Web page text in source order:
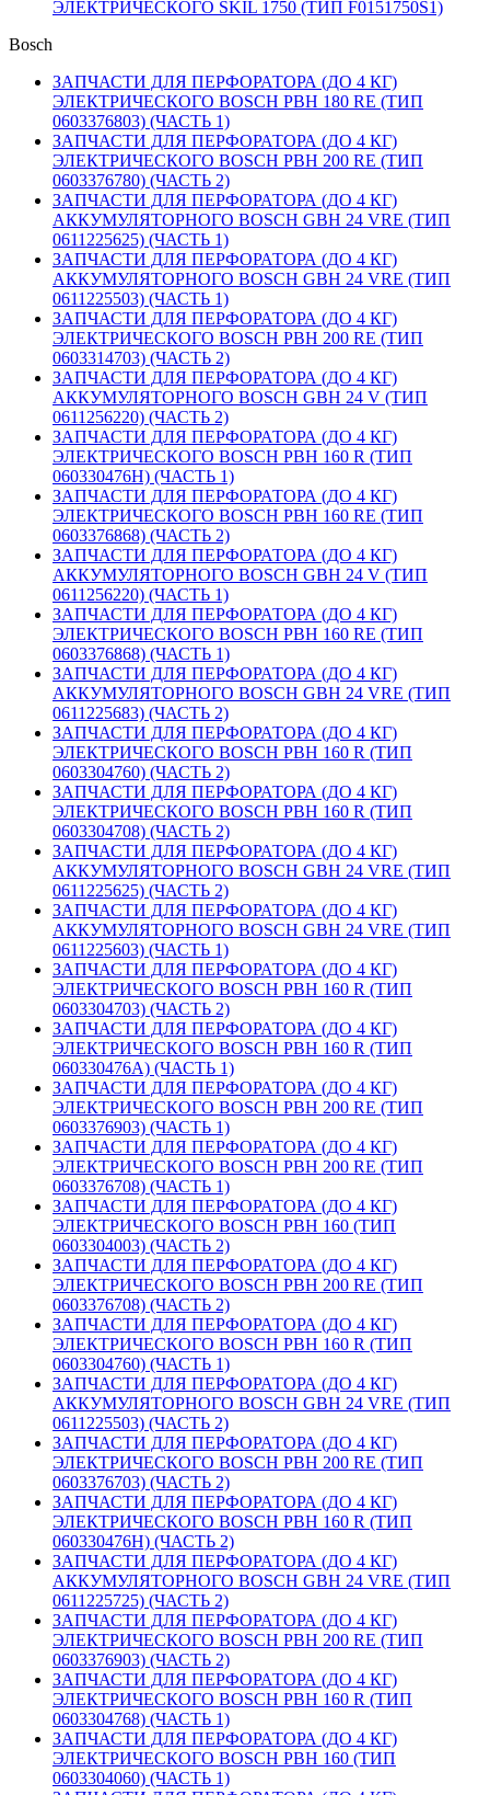
ЭЛЕКТРИЧЕСКОГО SKIL 1750 (ТИП F0151750S1)
Bosch
ЗАПЧАСТИ ДЛЯ ПЕРФОРАТОРА (ДО 4 КГ)
ЭЛЕКТРИЧЕСКОГО BOSCH PBH 180 RE (ТИП
0603376803) (ЧАСТЬ 1)
ЗАПЧАСТИ ДЛЯ ПЕРФОРАТОРА (ДО 4 КГ)
ЭЛЕКТРИЧЕСКОГО BOSCH PBH 200 RE (ТИП
0603376780) (ЧАСТЬ 2)
ЗАПЧАСТИ ДЛЯ ПЕРФОРАТОРА (ДО 4 КГ)
АККУМУЛЯТОРНОГО BOSCH GBH 24 VRE (ТИП
0611225625) (ЧАСТЬ 1)
ЗАПЧАСТИ ДЛЯ ПЕРФОРАТОРА (ДО 4 КГ)
АККУМУЛЯТОРНОГО BOSCH GBH 24 VRE (ТИП
0611225503) (ЧАСТЬ 1)
ЗАПЧАСТИ ДЛЯ ПЕРФОРАТОРА (ДО 4 КГ)
ЭЛЕКТРИЧЕСКОГО BOSCH PBH 200 RE (ТИП
0603314703) (ЧАСТЬ 2)
ЗАПЧАСТИ ДЛЯ ПЕРФОРАТОРА (ДО 4 КГ)
АККУМУЛЯТОРНОГО BOSCH GBH 24 V (ТИП
0611256220) (ЧАСТЬ 2)
ЗАПЧАСТИ ДЛЯ ПЕРФОРАТОРА (ДО 4 КГ)
ЭЛЕКТРИЧЕСКОГО BOSCH PBH 160 R (ТИП
060330476H) (ЧАСТЬ 1)
ЗАПЧАСТИ ДЛЯ ПЕРФОРАТОРА (ДО 4 КГ)
ЭЛЕКТРИЧЕСКОГО BOSCH PBH 160 RE (ТИП
0603376868) (ЧАСТЬ 2)
ЗАПЧАСТИ ДЛЯ ПЕРФОРАТОРА (ДО 4 КГ)
АККУМУЛЯТОРНОГО BOSCH GBH 24 V (ТИП
0611256220) (ЧАСТЬ 1)
ЗАПЧАСТИ ДЛЯ ПЕРФОРАТОРА (ДО 4 КГ)
ЭЛЕКТРИЧЕСКОГО BOSCH PBH 160 RE (ТИП
0603376868) (ЧАСТЬ 1)
ЗАПЧАСТИ ДЛЯ ПЕРФОРАТОРА (ДО 4 КГ)
АККУМУЛЯТОРНОГО BOSCH GBH 24 VRE (ТИП
0611225683) (ЧАСТЬ 2)
ЗАПЧАСТИ ДЛЯ ПЕРФОРАТОРА (ДО 4 КГ)
ЭЛЕКТРИЧЕСКОГО BOSCH PBH 160 R (ТИП
0603304760) (ЧАСТЬ 2)
ЗАПЧАСТИ ДЛЯ ПЕРФОРАТОРА (ДО 4 КГ)
ЭЛЕКТРИЧЕСКОГО BOSCH PBH 160 R (ТИП
0603304708) (ЧАСТЬ 2)
ЗАПЧАСТИ ДЛЯ ПЕРФОРАТОРА (ДО 4 КГ)
АККУМУЛЯТОРНОГО BOSCH GBH 24 VRE (ТИП
0611225625) (ЧАСТЬ 2)
ЗАПЧАСТИ ДЛЯ ПЕРФОРАТОРА (ДО 4 КГ)
АККУМУЛЯТОРНОГО BOSCH GBH 24 VRE (ТИП
0611225603) (ЧАСТЬ 1)
ЗАПЧАСТИ ДЛЯ ПЕРФОРАТОРА (ДО 4 КГ)
ЭЛЕКТРИЧЕСКОГО BOSCH PBH 160 R (ТИП
0603304703) (ЧАСТЬ 2)
ЗАПЧАСТИ ДЛЯ ПЕРФОРАТОРА (ДО 4 КГ)
ЭЛЕКТРИЧЕСКОГО BOSCH PBH 160 R (ТИП
060330476A) (ЧАСТЬ 1)
ЗАПЧАСТИ ДЛЯ ПЕРФОРАТОРА (ДО 4 КГ)
ЭЛЕКТРИЧЕСКОГО BOSCH PBH 200 RE (ТИП
0603376903) (ЧАСТЬ 1)
ЗАПЧАСТИ ДЛЯ ПЕРФОРАТОРА (ДО 4 КГ)
ЭЛЕКТРИЧЕСКОГО BOSCH PBH 200 RE (ТИП
0603376708) (ЧАСТЬ 1)
ЗАПЧАСТИ ДЛЯ ПЕРФОРАТОРА (ДО 4 КГ)
ЭЛЕКТРИЧЕСКОГО BOSCH PBH 160 (ТИП
0603304003) (ЧАСТЬ 2)
ЗАПЧАСТИ ДЛЯ ПЕРФОРАТОРА (ДО 4 КГ)
ЭЛЕКТРИЧЕСКОГО BOSCH PBH 200 RE (ТИП
0603376708) (ЧАСТЬ 2)
ЗАПЧАСТИ ДЛЯ ПЕРФОРАТОРА (ДО 4 КГ)
ЭЛЕКТРИЧЕСКОГО BOSCH PBH 160 R (ТИП
0603304760) (ЧАСТЬ 1)
ЗАПЧАСТИ ДЛЯ ПЕРФОРАТОРА (ДО 4 КГ)
АККУМУЛЯТОРНОГО BOSCH GBH 24 VRE (ТИП
0611225503) (ЧАСТЬ 2)
ЗАПЧАСТИ ДЛЯ ПЕРФОРАТОРА (ДО 4 КГ)
ЭЛЕКТРИЧЕСКОГО BOSCH PBH 200 RE (ТИП
0603376703) (ЧАСТЬ 2)
ЗАПЧАСТИ ДЛЯ ПЕРФОРАТОРА (ДО 4 КГ)
ЭЛЕКТРИЧЕСКОГО BOSCH PBH 160 R (ТИП
060330476H) (ЧАСТЬ 2)
ЗАПЧАСТИ ДЛЯ ПЕРФОРАТОРА (ДО 4 КГ)
АККУМУЛЯТОРНОГО BOSCH GBH 24 VRE (ТИП
0611225725) (ЧАСТЬ 2)
ЗАПЧАСТИ ДЛЯ ПЕРФОРАТОРА (ДО 4 КГ)
ЭЛЕКТРИЧЕСКОГО BOSCH PBH 200 RE (ТИП
0603376903) (ЧАСТЬ 2)
ЗАПЧАСТИ ДЛЯ ПЕРФОРАТОРА (ДО 4 КГ)
ЭЛЕКТРИЧЕСКОГО BOSCH PBH 160 R (ТИП
0603304768) (ЧАСТЬ 1)
ЗАПЧАСТИ ДЛЯ ПЕРФОРАТОРА (ДО 4 КГ)
ЭЛЕКТРИЧЕСКОГО BOSCH PBH 160 (ТИП
0603304060) (ЧАСТЬ 1)